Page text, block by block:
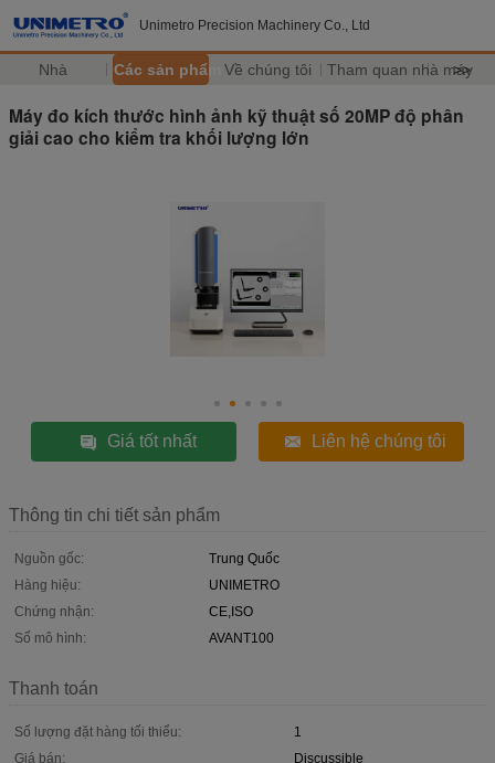
Unimetro Precision Machinery Co., Ltd
Nhà Các sản phẩm Về chúng tôi Tham quan nhà máy
>>
Máy đo kích thước hình ảnh kỹ thuật số 20MP độ phân
giải cao cho kiểm tra khối lượng lớn
Giá tốt nhất Liên hệ chúng tôi
Thông tin chi tiết sản phẩm
Nguồn gốc:
Trung Quốc
Hàng hiệu:
UNIMETRO
Chứng nhận:
CE,ISO
Số mô hình:
AVANT100
Thanh toán
Số lượng đặt hàng tối thiểu:
1
Giá bán:
Discussible